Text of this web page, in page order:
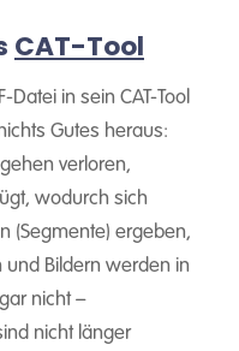
CAT-Tool
Datei in sein CAT-Tool
Gutes heraus:
verloren,
wodurch sich
(Segmente) ergeben,
und Bildern werden in
nicht –
nicht länger